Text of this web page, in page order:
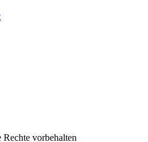
vorbehalten